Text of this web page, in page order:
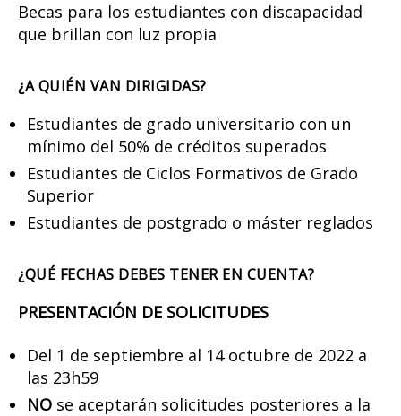
Becas para los estudiantes con discapacidad
que brillan con luz propia
¿A QUIÉN VAN DIRIGIDAS?
Estudiantes de grado universitario con un
mínimo del 50% de créditos superados
Estudiantes de Ciclos Formativos de Grado
Superior
Estudiantes de postgrado o máster reglados
¿QUÉ FECHAS DEBES TENER EN CUENTA?
PRESENTACIÓN DE SOLICITUDES
Del 1 de septiembre al 14 octubre de 2022 a
las 23h59
NO se aceptarán solicitudes posteriores a la